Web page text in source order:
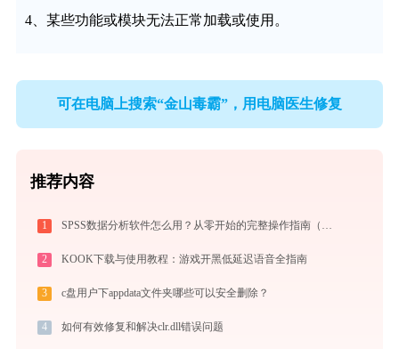
4、某些功能或模块无法正常加载或使用。
可在电脑上搜索“金山毒霸”，用电脑医生修复
推荐内容
1 SPSS数据分析软件怎么用？从零开始的完整操作指南（附实战案例）
2 KOOK下载与使用教程：游戏开黑低延迟语音全指南
3 c盘用户下appdata文件夹哪些可以安全删除？
4 如何有效修复和解决clr.dll错误问题